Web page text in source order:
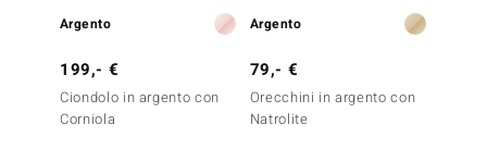
Collection
Argento
199,- €
Ciondolo in argento con
Corniola
Argento
79,- €
Orecchini in argento con
Natrolite